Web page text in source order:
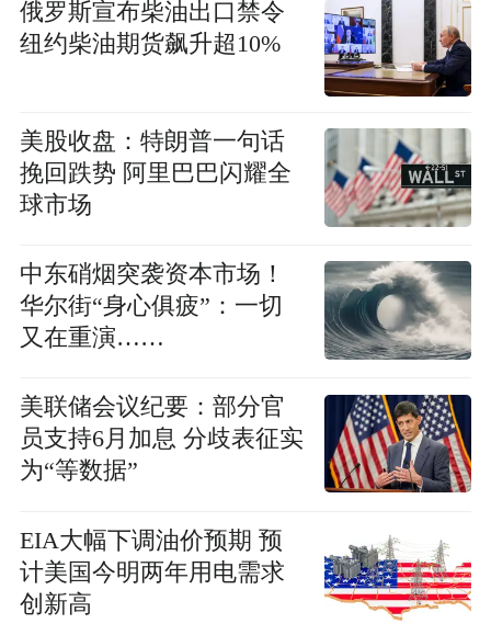
俄罗斯宣布柴油出口禁令
纽约柴油期货飙升超10%
美股收盘：特朗普一句话
挽回跌势 阿里巴巴闪耀全
球市场
中东硝烟突袭资本市场！
华尔街“身心俱疲”：一切
又在重演……
美联储会议纪要：部分官
员支持6月加息 分歧表征实
为“等数据”
EIA大幅下调油价预期 预
计美国今明两年用电需求
创新高